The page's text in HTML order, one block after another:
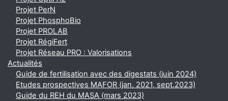
Projet PerN
Projet PhosphoBio
Projet PROLAB
Projet RégiFert
Projet Réseau PRO : Valorisations
Actualités
Guide de fertilisation avec des digestats (juin 2024)
Etudes prospectives MAFOR (jan. 2021, sept.2023)
Guide du REH du MASA (mars 2023)